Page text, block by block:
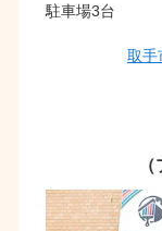
駐車場3台
取手